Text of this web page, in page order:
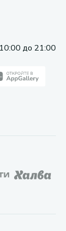
до 21:00